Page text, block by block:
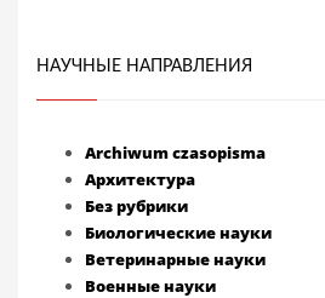
НАУЧНЫЕ НАПРАВЛЕНИЯ
Archiwum czasopisma
Архитектура
Без рубрики
Биологические науки
Ветеринарные науки
Военные науки